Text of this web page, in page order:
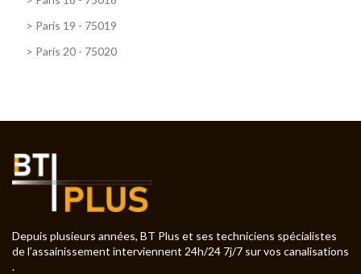
> Paris 19 - 75019
> Paris 20 - 75020
Depuis plusieurs années, BT Plus et ses techniciens spécialistes
de l’assainissement interviennent 24h/24 7j/7 sur vos canalisations
.